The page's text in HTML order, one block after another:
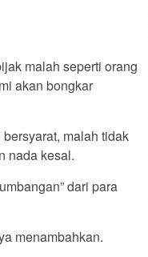
malah seperti orang
akan bongkar
malah tidak
nada kesal.
dari para
menambahkan.